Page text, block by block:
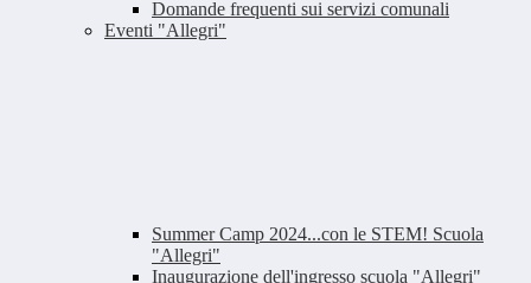
Domande frequenti sui servizi comunali
Eventi "Allegri"
Summer Camp 2024...con le STEM! Scuola
"Allegri"
Inaugurazione dell'ingresso scuola "Allegri"